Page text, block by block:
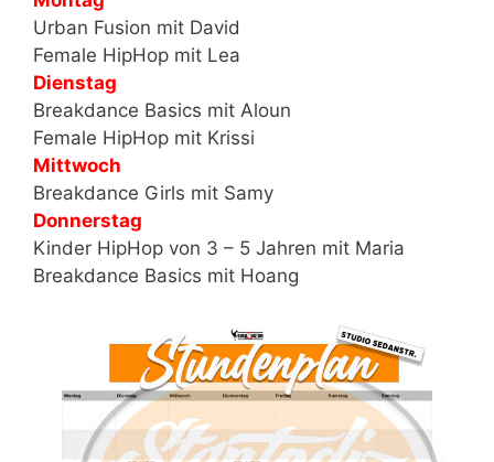
Urban Fusion mit David
Female HipHop mit Lea
Dienstag
Breakdance Basics mit Aloun
Female HipHop mit Krissi
Mittwoch
Breakdance Girls mit Samy
Donnerstag
Kinder HipHop von 3 – 5 Jahren mit Maria
Breakdance Basics mit Hoang